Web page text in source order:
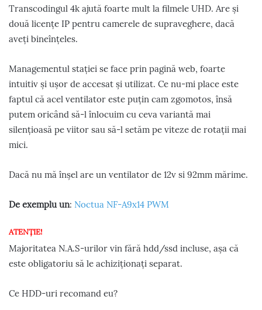
Transcodingul 4k ajută foarte mult la filmele UHD. Are și
două licențe IP pentru camerele de supraveghere, dacă
aveți bineînțeles.
Managementul stației se face prin pagină web, foarte
intuitiv și ușor de accesat și utilizat. Ce nu-mi place este
faptul că acel ventilator este puțin cam zgomotos, însă
putem oricând să-l înlocuim cu ceva variantă mai
silențioasă pe viitor sau să-l setăm pe viteze de rotații mai
mici.
Dacă nu mă înșel are un ventilator de 12v si 92mm mărime.
De exemplu un: Noctua NF-A9x14 PWM
ATENȚIE!
Majoritatea N.A.S-urilor vin fără hdd/ssd incluse, așa că
este obligatoriu să le achiziționați separat.
Ce HDD-uri recomand eu?